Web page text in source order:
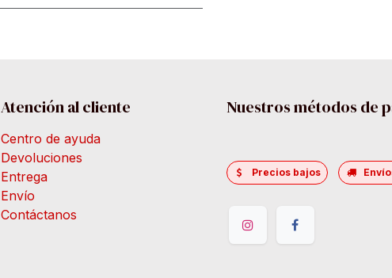
Atención al cliente
Centro de ayuda
Devoluciones
Entrega
Envío
Contáctanos
Nuestros métodos de
Precios bajos